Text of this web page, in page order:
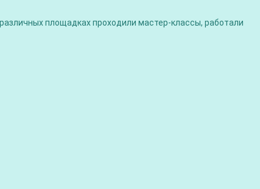
площадках проходили мастер-классы, работали